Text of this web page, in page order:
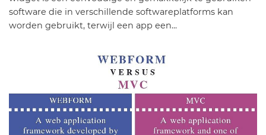
software die in verschillende softwareplatforms kan
worden gebruikt, terwijl een app een...